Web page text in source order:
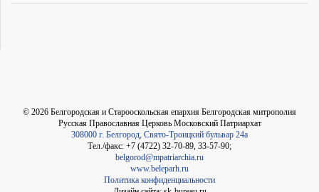
© 2026 Белгородская и Старооскольская епархия Белгородская митрополия
Русская Православная Церковь Московский Патриархат
308000 г. Белгород, Свято-Троицкий бульвар 24а
Тел./факс: +7 (4722) 32-70-89, 33-57-90;
belgorod@mpatriarchia.ru
www.beleparh.ru
Политика конфиденциальности